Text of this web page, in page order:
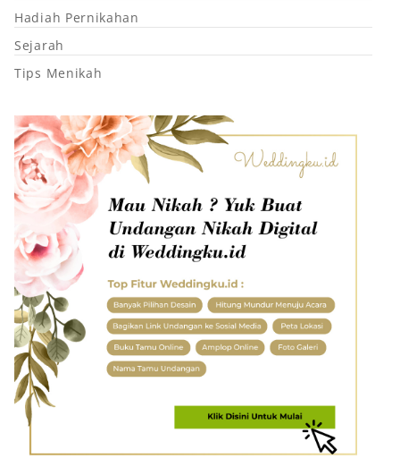
Hadiah Pernikahan
Sejarah
Tips Menikah